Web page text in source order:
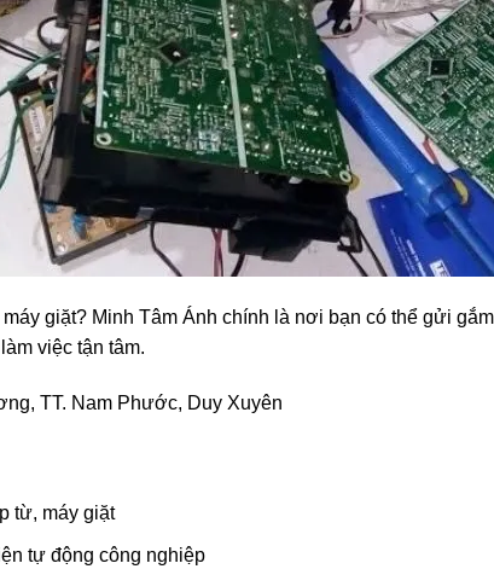
giặt? Minh Tâm Ánh chính là nơi bạn có thể gửi
việc tận tâm.
TT. Nam Phước, Duy Xuyên
từ, máy giặt
tự động công nghiệp